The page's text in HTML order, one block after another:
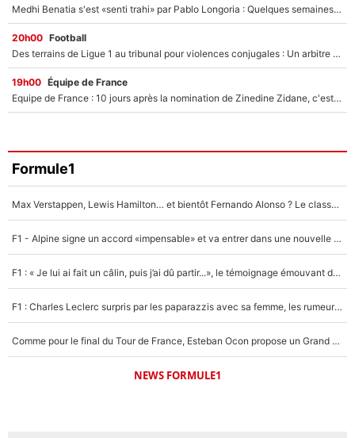
Medhi Benatia s'est «senti trahi» par Pablo Longoria : Quelques semaines après son départ, l'ancien directeur de football de l'OM règle ses comptes
20h00 Football
Des terrains de Ligue 1 au tribunal pour violences conjugales : Un arbitre français encourt une peine de 18 mois de prison !
19h00 Équipe de France
Equipe de France : 10 jours après la nomination de Zinedine Zidane, c'est au tour de son fils de prendre un nouveau départ !
Formule1
Max Verstappen, Lewis Hamilton… et bientôt Fernando Alonso ? Le classement des pilotes les mieux payés en Formule 1 risque de changer !
F1 - Alpine signe un accord «impensable» et va entrer dans une nouvelle dimension : Grande nouvelle pour Pierre Gasly !
F1 : « Je lui ai fait un câlin, puis j’ai dû partir...», le témoignage émouvant de Max Verstappen sur sa fille
F1 : Charles Leclerc surpris par les paparazzis avec sa femme, les rumeurs étaient vraies !
Comme pour le final du Tour de France, Esteban Ocon propose un Grand Prix de Formule 1 à Paris : «Autour de l’Arc de Triomphe, ce serait génial» !
NEWS FORMULE1